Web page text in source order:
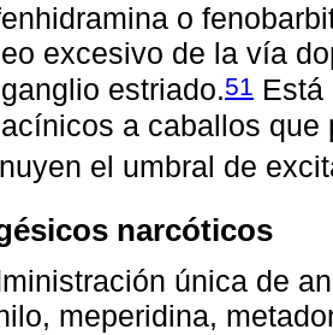
o
excesivo de la vía
estriado.51 Está
a caballos
el umbral de
narcóticos
única de
meperidina,